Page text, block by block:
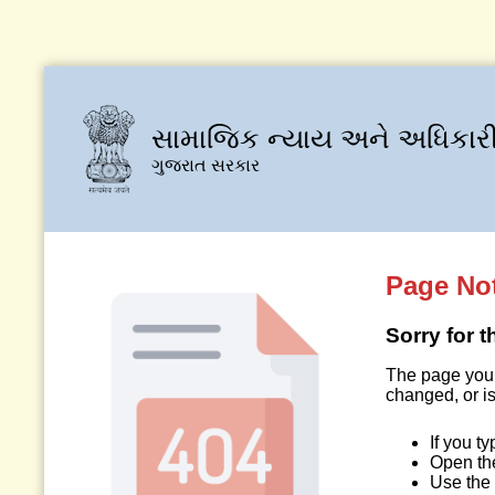
સામાજિક ન્યાય અને
ગુજરાત સરકાર
Page
Sorry for
The page
changed, or
If you
Open
Use